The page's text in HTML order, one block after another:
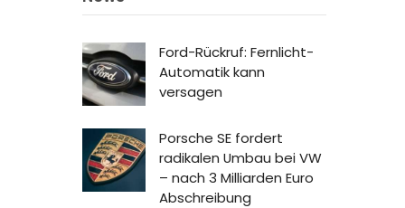
Ford-Rückruf: Fernlicht-
Automatik kann
versagen
Porsche SE fordert
radikalen Umbau bei VW
– nach 3 Milliarden Euro
Abschreibung